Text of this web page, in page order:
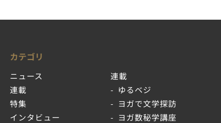
カテゴリ
ニュース
連載
特集
インタビュー
連載
ゆるベジ
ヨガで文学探訪
ヨガ数秘学講座